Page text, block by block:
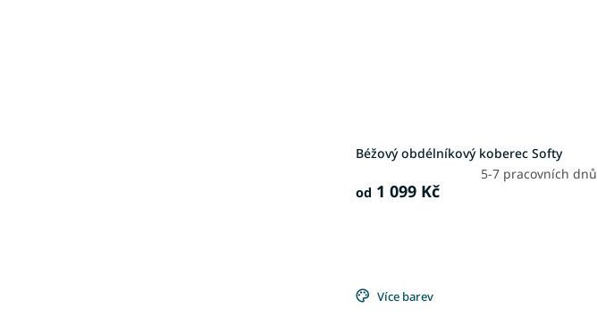
Béžový obdélníkový koberec Softy
5-7 pracovních dnů
od 1 099 Kč
Více barev